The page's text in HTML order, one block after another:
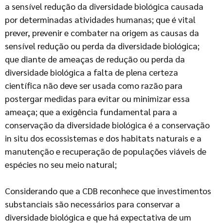
a sensível redução da diversidade biológica causada
por determinadas atividades humanas; que é vital
prever, prevenir e combater na origem as causas da
sensível redução ou perda da diversidade biológica;
que diante de ameaças de redução ou perda da
diversidade biológica a falta de plena certeza
científica não deve ser usada como razão para
postergar medidas para evitar ou minimizar essa
ameaça; que a exigência fundamental para a
conservação da diversidade biológica é a conservação
in situ dos ecossistemas e dos habitats naturais e a
manutenção e recuperação de populações viáveis de
espécies no seu meio natural;
Considerando que a CDB reconhece que investimentos
substanciais são necessários para conservar a
diversidade biológica e que há expectativa de um